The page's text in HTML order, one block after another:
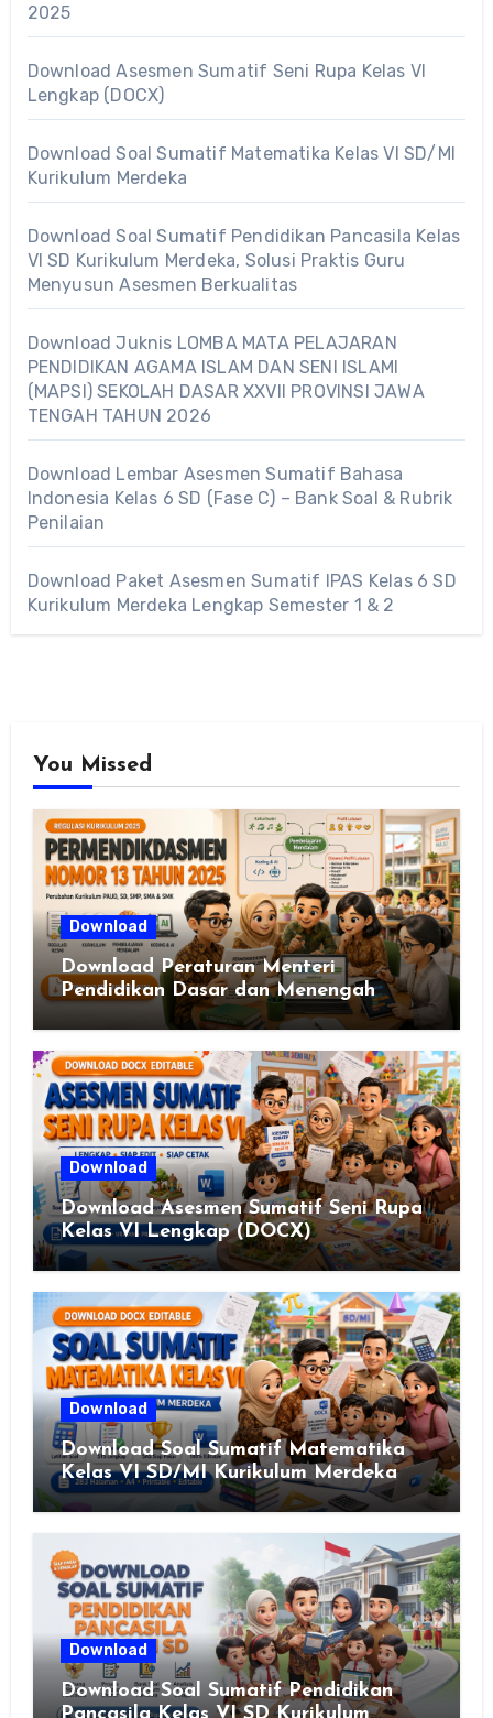
2025
Download Asesmen Sumatif Seni Rupa Kelas VI
Lengkap (DOCX)
Download Soal Sumatif Matematika Kelas VI SD/MI
Kurikulum Merdeka
Download Soal Sumatif Pendidikan Pancasila Kelas
VI SD Kurikulum Merdeka, Solusi Praktis Guru
Menyusun Asesmen Berkualitas
Download Juknis LOMBA MATA PELAJARAN
PENDIDIKAN AGAMA ISLAM DAN SENI ISLAMI
(MAPSI) SEKOLAH DASAR XXVII PROVINSI JAWA
TENGAH TAHUN 2026
Download Lembar Asesmen Sumatif Bahasa
Indonesia Kelas 6 SD (Fase C) – Bank Soal & Rubrik
Penilaian
Download Paket Asesmen Sumatif IPAS Kelas 6 SD
Kurikulum Merdeka Lengkap Semester 1 & 2
You Missed
Download
Download Peraturan Menteri
Pendidikan Dasar dan Menengah
Republik Indonesia Nomor 13 Tahun
2025
Download
Download Asesmen Sumatif Seni Rupa
Kelas VI Lengkap (DOCX)
Download
Download Soal Sumatif Matematika
Kelas VI SD/MI Kurikulum Merdeka
Download
Download Soal Sumatif Pendidikan